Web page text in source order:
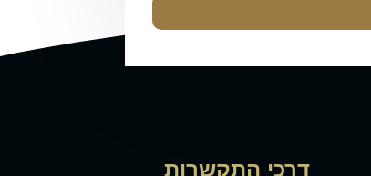
דרכי התקשרות